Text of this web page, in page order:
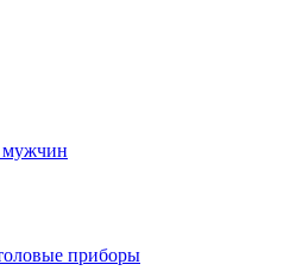
мужчин
приборы